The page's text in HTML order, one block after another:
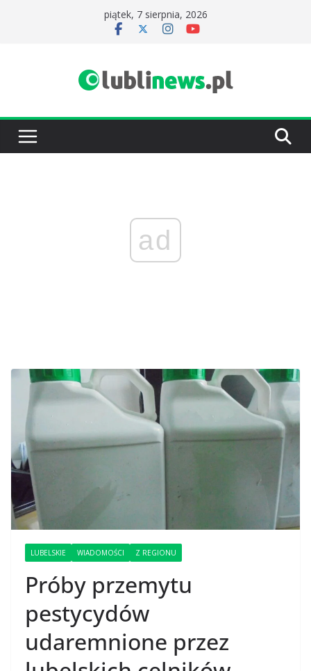
piątek, 7 sierpnia, 2026
ad
LUBELSKIE WIADOMOŚCI Z REGIONU
Próby przemytu
pestycydów
udaremnione przez